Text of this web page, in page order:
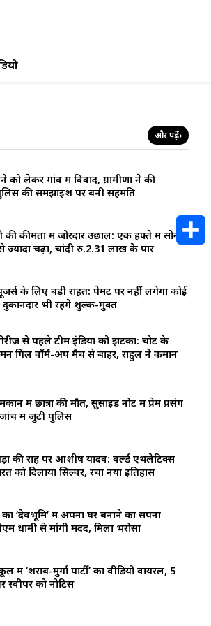
और पढ़ें›
को लेकर गांव में विवाद, ग्रामीणों ने की
की समझाइश पर बनी सहमति
की कीमतों में जोरदार उछाल: एक हफ्ते में सोना
ज्यादा चढ़ा, चांदी रु.2.31 लाख के पार
के लिए बड़ी राहत: पेमेंट पर नहीं लगेगा कोई
दुकानदार भी रहेंगे शुल्क-मुक्त
से पहले टीम इंडिया को झटका: चोट के
गिल वॉर्म-अप मैच से बाहर, राहुल ने कमान
में छात्रा की मौत, सुसाइड नोट में प्रेम प्रसंग
में जुटी पुलिस
की राह पर आशीष यादव: वर्ल्ड एथलेटिक्स
को दिलाया सिल्वर, रचा नया इतिहास
‘देवभूमि’ में अपना घर बनाने का सपना
धामी से मांगी मदद, मिला भरोसा
में ‘शराब-मुर्गा पार्टी’ का वीडियो वायरल, 5
स्वीपर को नोटिस
h